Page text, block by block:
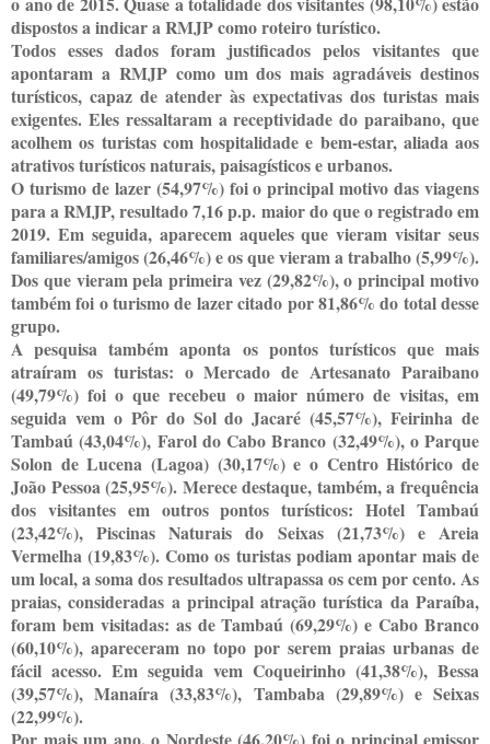
dispostos a indicar a RMJP como roteiro turístico.
Todos esses dados foram justificados pelos visitantes que
apontaram a RMJP como um dos mais agradáveis destinos
turísticos, capaz de atender às expectativas dos turistas mais
exigentes. Eles ressaltaram a receptividade do paraibano, que
acolhem os turistas com hospitalidade e bem-estar, aliada aos
atrativos turísticos naturais, paisagísticos e urbanos.
O turismo de lazer (54,97%) foi o principal motivo das viagens
para a RMJP, resultado 7,16 p.p. maior do que o registrado em
2019. Em seguida, aparecem aqueles que vieram visitar seus
familiares/amigos (26,46%) e os que vieram a trabalho (5,99%).
Dos que vieram pela primeira vez (29,82%), o principal motivo
também foi o turismo de lazer citado por 81,86% do total desse
grupo.
A pesquisa também aponta os pontos turísticos que mais
atraíram os turistas: o Mercado de Artesanato Paraibano
(49,79%) foi o que recebeu o maior número de visitas, em
seguida vem o Pôr do Sol do Jacaré (45,57%), Feirinha de
Tambaú (43,04%), Farol do Cabo Branco (32,49%), o Parque
Solon de Lucena (Lagoa) (30,17%) e o Centro Histórico de
João Pessoa (25,95%). Merece destaque, também, a frequência
dos visitantes em outros pontos turísticos: Hotel Tambaú
(23,42%), Piscinas Naturais do Seixas (21,73%) e Areia
Vermelha (19,83%). Como os turistas podiam apontar mais de
um local, a soma dos resultados ultrapassa os cem por cento. As
praias, consideradas a principal atração turística da Paraíba,
foram bem visitadas: as de Tambaú (69,29%) e Cabo Branco
(60,10%), apareceram no topo por serem praias urbanas de
fácil acesso. Em seguida vem Coqueirinho (41,38%), Bessa
(39,57%), Manaíra (33,83%), Tambaba (29,89%) e Seixas
(22,99%).
Por mais um ano, o Nordeste (46,20%) foi o principal emissor